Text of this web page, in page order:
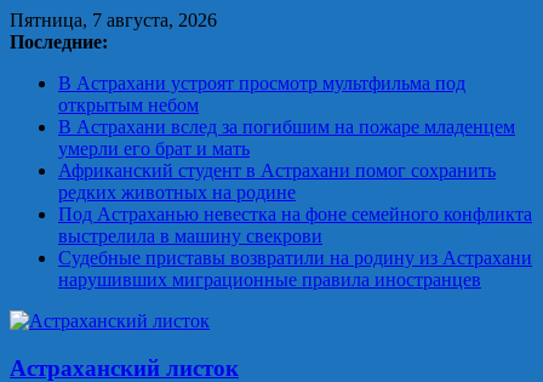
Skip
to
Пятница, 7 августа, 2026
Последние:
В Астрахани устроят просмотр мультфильма под
открытым небом
В Астрахани вслед за погибшим на пожаре младенцем
умерли его брат и мать
Африканский студент в Астрахани помог сохранить
редких животных на родине
Под Астраханью невестка на фоне семейного конфликта
выстрелила в машину свекрови
Судебные приставы возвратили на родину из Астрахани
нарушивших миграционные правила иностранцев
Астраханский листок